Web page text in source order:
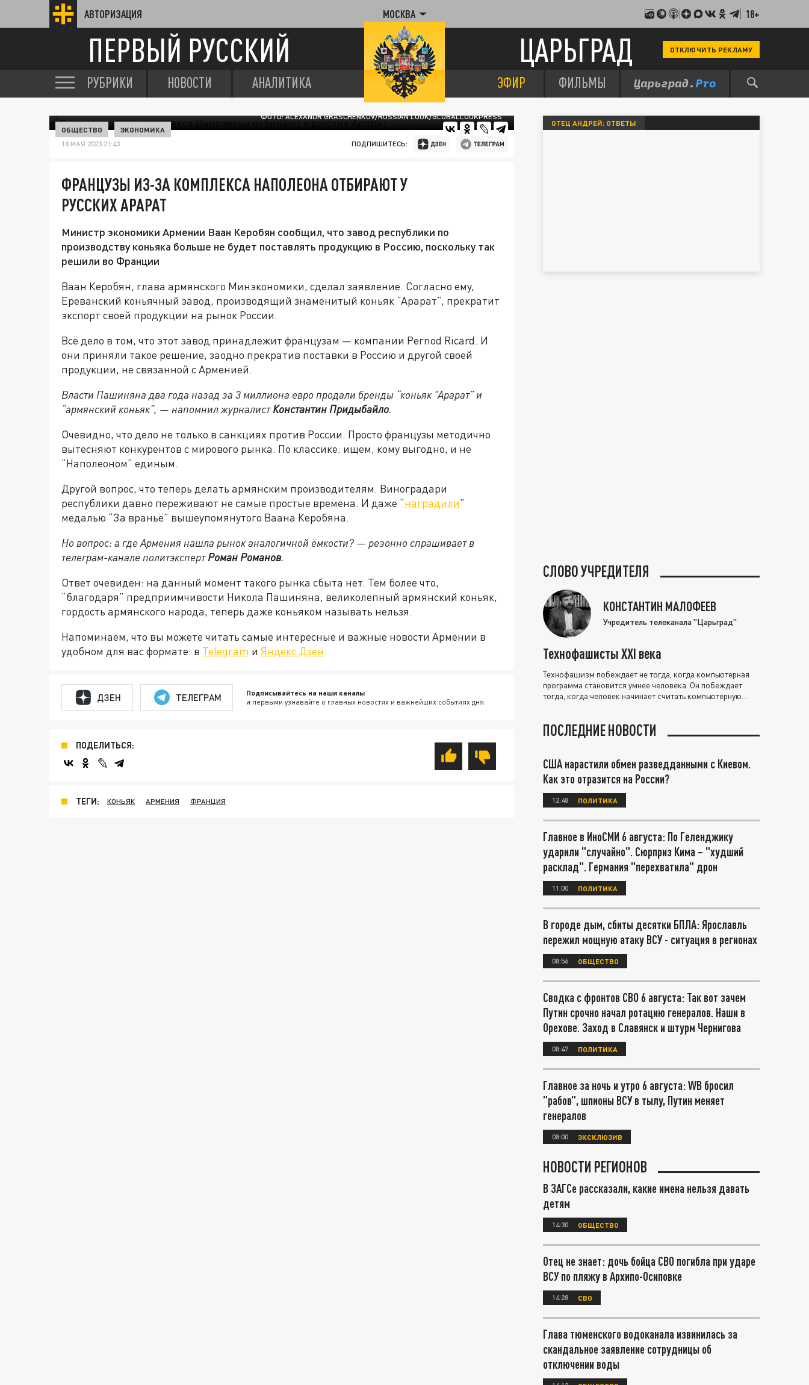
АВТОРИЗАЦИЯ МОСКВА 18+
ПЕРВЫЙ РУССКИЙ ЦАРЬГРАД ОТКЛЮЧИТЬ РЕКЛАМУ
РУБРИКИ НОВОСТИ АНАЛИТИКА ЭФИР ФИЛЬМЫ
ФОТО: ALEXANDR GRASCHENKOV/RUSSIAN LOOK/GLOBALLOOKPRESS
ОБЩЕСТВО ЭКОНОМИКА
18 МАЯ 2023 21:43 ПОДПИШИТЕСЬ:
ФРАНЦУЗЫ ИЗ-ЗА КОМПЛЕКСА НАПОЛЕОНА ОТБИРАЮТ У
РУССКИХ АРАРАТ
Министр экономики Армении Ваан Керобян сообщил, что завод республики по
производству коньяка больше не будет поставлять продукцию в Россию, поскольку так
решили во Франции
Ваан Керобян, глава армянского Минэкономики, сделал заявление. Согласно ему,
Ереванский коньячный завод, производящий знаменитый коньяк “Арарат”, прекратит
экспорт своей продукции на рынок России.
Всё дело в том, что этот завод принадлежит французам — компании Pernod Ricard. И
они приняли такое решение, заодно прекратив поставки в Россию и другой своей
продукции, не связанной с Арменией.
Власти Пашиняна два года назад за 3 миллиона евро продали бренды “коньяк "Арарат” и
“армянский коньяк”, — напомнил журналистКонстантин Придыбайло.
Очевидно, что дело не только в санкциях против России. Просто французы методично
вытесняют конкурентов с мирового рынка. По классике: ищем, кому выгодно, и не
“Наполеоном” единым.
Другой вопрос, что теперь делать армянским производителям. Виноградари
республики давно переживают не самые простые времена. И даже “наградили”
медалью “За враньё” вышеупомянутого Ваана Керобяна.
Но вопрос: а где Армения нашла рынок аналогичной ëмкости? — резонно спрашивает в
телеграм-канале политэкспертРоман Романов.
Ответ очевиден: на данный момент такого рынка сбыта нет. Тем более что,
“благодаря” предприимчивости Никола Пашиняна, великолепный армянский коньяк,
гордость армянского народа, теперь даже коньяком называть нельзя.
Напоминаем, что вы можете читать самые интересные и важные новости Армении в
удобном для вас формате: в Telegram и Яндекс.Дзен
ДЗЕН ТЕЛЕГРАМ Подписывайтесь на наши каналы
и первыми узнавайте о главных новостях и важнейших событиях дня.
ПОДЕЛИТЬСЯ:
ТЕГИ: КОНЬЯК АРМЕНИЯ ФРАНЦИЯ
ОТЕЦ АНДРЕЙ: ОТВЕТЫ
СЛОВО УЧРЕДИТЕЛЯ
КОНСТАНТИН МАЛОФЕЕВ
Учредитель телеканала "Царьград"
Технофашисты XXI века
Технофашизм побеждает не тогда, когда компьютерная
программа становится умнее человека. Он побеждает
тогда, когда человек начинает считать компьютерную
ПОСЛЕДНИЕ НОВОСТИ
США нарастили обмен разведданными с Киевом.
Как это отразится на России?
12:48 ПОЛИТИКА
Главное в ИноСМИ 6 августа: По Геленджику
ударили "случайно". Сюрприз Кима – "худший
расклад". Германия "перехватила" дрон
11:00 ПОЛИТИКА
В городе дым, сбиты десятки БПЛА: Ярославль
пережил мощную атаку ВСУ - ситуация в регионах
08:56 ОБЩЕСТВО
Сводка с фронтов СВО 6 августа: Так вот зачем
Путин срочно начал ротацию генералов. Наши в
Орехове. Заход в Славянск и штурм Чернигова
08:47 ПОЛИТИКА
Главное за ночь и утро 6 августа: WB бросил
"рабов", шпионы ВСУ в тылу, Путин меняет
генералов
08:00 ЭКСКЛЮЗИВ
НОВОСТИ РЕГИОНОВ
В ЗАГСе рассказали, какие имена нельзя давать
детям
14:30 ОБЩЕСТВО
Отец не знает: дочь бойца СВО погибла при ударе
ВСУ по пляжу в Архипо-Осиповке
14:28 СВО
Глава тюменского водоканала извинилась за
скандальное заявление сотрудницы об
отключении воды